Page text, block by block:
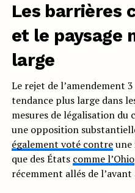
Les barrières
et le paysage
large
Le rejet de l’amendement
tendance plus large dans
mesures de légalisation du
une opposition
également voté contreune
que des États comme l’Ohio
récemment allés de